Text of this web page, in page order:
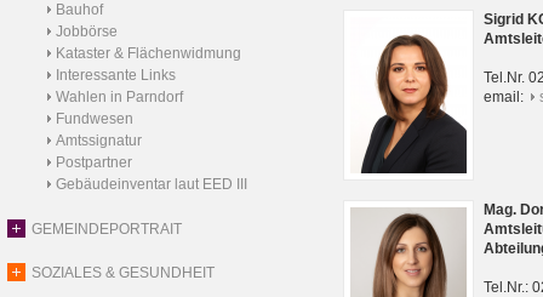
Bauhof
Jobbörse
Kataster & Flächenwidmung
Interessante Links
Wahlen in Parndorf
Fundwesen
Amtssignatur
Postpartner
Gebäudeinventar laut EED III
GEMEINDEPORTRAIT
SOZIALES & GESUNDHEIT
Sigrid
Tel.Nr.
email:
Mag.
Tel.Nr.: